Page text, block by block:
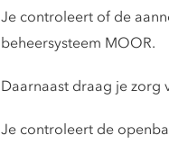
Je controleert of de
beheersysteem MOOR.
Daarnaast draag je zorg
Je controleert de